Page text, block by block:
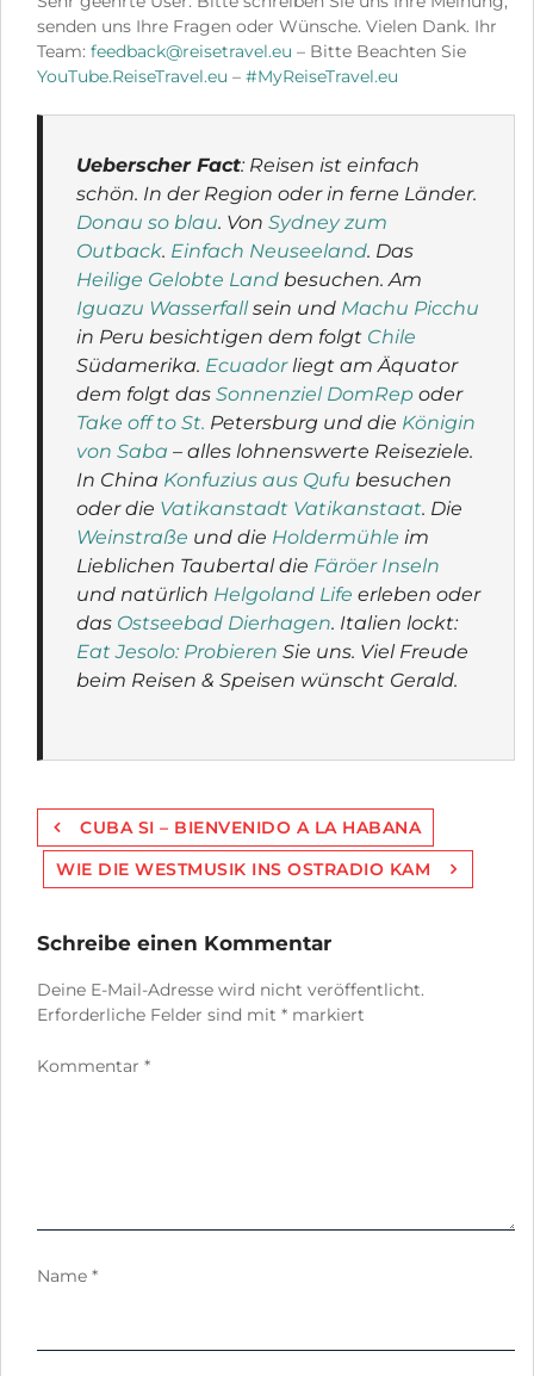
senden uns Ihre Fragen oder Wünsche. Vielen Dank. Ihr
Team: feedback@reisetravel.eu – Bitte Beachten Sie
YouTube.ReiseTravel.eu – #MyReiseTravel.eu
Ueberscher Fact: Reisen ist einfach
schön. In der Region oder in ferne Länder.
Donau so blau. Von Sydney zum
Outback. Einfach Neuseeland. Das
Heilige Gelobte Land besuchen. Am
Iguazu Wasserfallsein und Machu Picchu
in Peru besichtigen dem folgt Chile
Südamerika. Ecuadorliegt am Äquator
dem folgt das Sonnenziel DomRep oder
Take off to St. Petersburg und die Königin
von Saba – alles lohnenswerte Reiseziele.
In China Konfuzius aus Qufu besuchen
oder die Vatikanstadt Vatikanstaat. Die
Weinstraße und die Holdermühle im
Lieblichen Taubertal die Färöer Inseln
und natürlich Helgoland Life erleben oder
das Ostseebad Dierhagen. Italien lockt:
Eat Jesolo: Probieren Sie uns. Viel Freude
beim Reisen & Speisen wünscht Gerald.
Beitragsnavigation
CUBA SI – BIENVENIDO A LA HABANA
WIE DIE WESTMUSIK INS OSTRADIO KAM
Schreibe einen Kommentar
Deine E-Mail-Adresse wird nicht veröffentlicht.
Erforderliche Felder sind mit * markiert
Kommentar *
Name *